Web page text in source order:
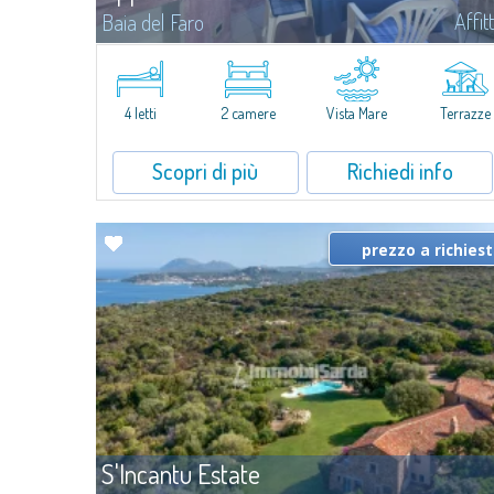
Baia del Faro
Novità 2026: Aria Condizionata e Piani a Induzione.A soli 500 mt.
dal centro abitato di Palau e a meno di 350 mt. dal mare, il
complesso residenziale di Baia del Faro si compone di 18 unità in...
4 letti 2 camere Vista Mare Terrazze
Scopri di più Richiedi info
S'Incantu Estate
prezzo a